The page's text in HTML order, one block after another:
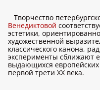
Творчество
Венедиктовой
эстетики,
художественной
классического канона,
эксперименты сближают
выдающихся
первой трети ХХ века.